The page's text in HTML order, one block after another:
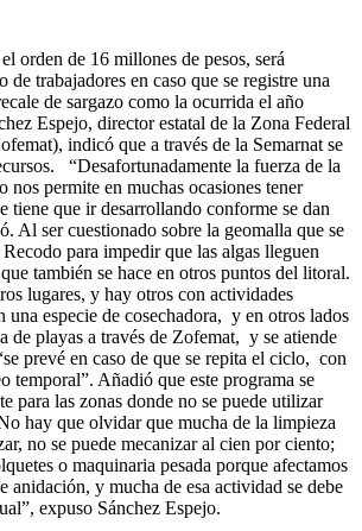
orden de 16 millones de pesos, será
de trabajadores en caso que se registre una
de sargazo como la ocurrida el año
Espejo, director estatal de la Zona Federal
indicó que a través de la Semarnat se
“Desafortunadamente la fuerza de la
nos permite en muchas ocasiones tener
tiene que ir desarrollando conforme se dan
Al ser cuestionado sobre la geomalla que se
para impedir que las algas lleguen
también se hace en otros puntos del litoral.
lugares, y hay otros con actividades
una especie de cosechadora, y en otros lados
de playas a través de Zofemat, y se atiende
prevé en caso de que se repita el ciclo, con
temporal”. Añadió que este programa se
para las zonas donde no se puede utilizar
hay que olvidar que mucha de la limpieza
no se puede mecanizar al cien por ciento;
o maquinaria pesada porque afectamos
anidación, y mucha de esa actividad se debe
expuso Sánchez Espejo.